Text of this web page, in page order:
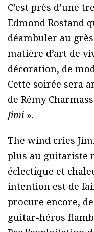
C’est près d’une
Edmond Rostand
déambuler au
matière d’art de
décoration, de
Cette soirée sera
de Rémy
Jimi ».
The wind cries
plus au guitariste
éclectique et
intention est de
procure encore,
guitar-héros